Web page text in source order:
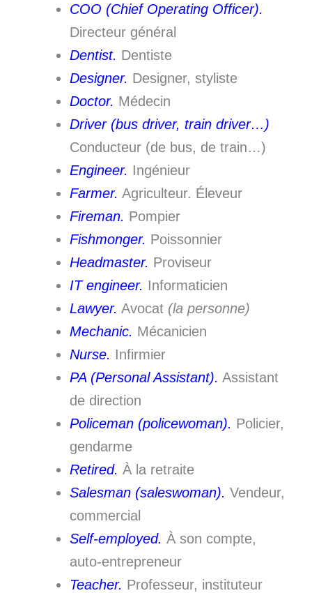
COO (Chief Operating Officer).
Directeur général
Dentist. Dentiste
Designer. Designer, styliste
Doctor. Médecin
Driver (bus driver, train driver…)
Conducteur (de bus, de train…)
Engineer. Ingénieur
Farmer. Agriculteur. Éleveur
Fireman. Pompier
Fishmonger. Poissonnier
Headmaster. Proviseur
IT engineer. Informaticien
Lawyer. Avocat (la personne)
Mechanic. Mécanicien
Nurse. Infirmier
PA (Personal Assistant). Assistant
de direction
Policeman (policewoman). Policier,
gendarme
Retired. À la retraite
Salesman (saleswoman). Vendeur,
commercial
Self-employed. À son compte,
auto-entrepreneur
Teacher. Professeur, instituteur